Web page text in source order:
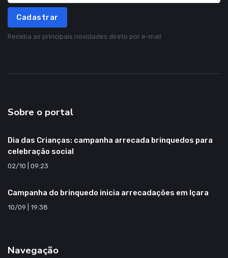
Cadastrar
Receba as principais novidades direto por e-mail
Sobre o portal
Dia das Crianças: campanha arrecada brinquedos para
celebração social
02/10 | 09:23
Campanha do brinquedo inicia arrecadações em Içara
10/09 | 19:38
Navegação